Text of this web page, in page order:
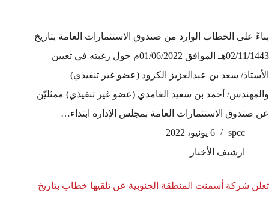
بناءً على الخطاب الوارد من صندوق الاستثمارات العامة بتاريخ
02/11/1443هـ الموافق 01/06/2022م حول رغبته في تعيين
الأستاذ/ سعد بن عبدالعزيز الكرود (عضو غير تنفيذي)
والمهندس/ أحمد بن سعيد الغامدي (عضو غير تنفيذي) ممثليّن
عن صندوق الاستثمارات العامة بمجلس الإدارة ابتداء…
spcc
6 يونيو، 2022
ارشيف الأخبار
تعلن شركة أسمنت المنطقة الجنوبية عن تلقيها خطاب بتاريخ